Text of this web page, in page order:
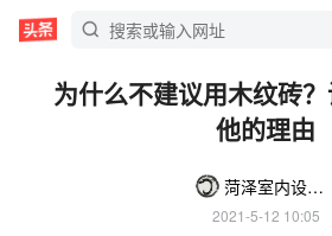
为什么不建议用木纹砖
他的理由
菏泽室内设计师小马哥
2021-5-12 10:05